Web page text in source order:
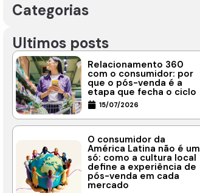
Categorias
Ultimos posts
Relacionamento 360
com o consumidor: por
que o pós-venda é a
etapa que fecha o ciclo
15/07/2026
O consumidor da
América Latina não é um
só: como a cultura local
define a experiência de
pós-venda em cada
mercado